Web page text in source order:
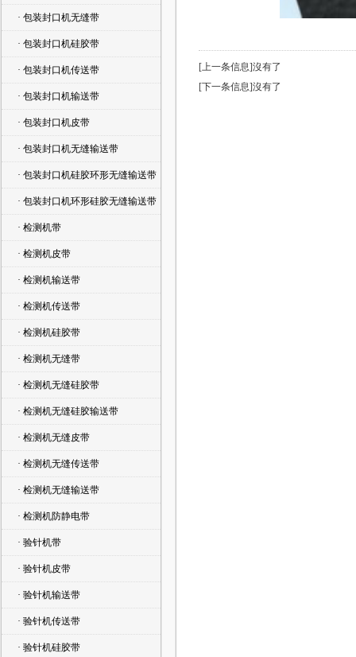
· 包装封口机无缝带
· 包装封口机硅胶带
· 包装封口机传送带
· 包装封口机输送带
· 包装封口机皮带
· 包装封口机无缝输送带
· 包装封口机硅胶环形无缝输送带
· 包装封口机环形硅胶无缝输送带
· 检测机带
· 检测机皮带
· 检测机输送带
· 检测机传送带
· 检测机硅胶带
· 检测机无缝带
· 检测机无缝硅胶带
· 检测机无缝硅胶输送带
· 检测机无缝皮带
· 检测机无缝传送带
· 检测机无缝输送带
· 检测机防静电带
· 验针机带
· 验针机皮带
· 验针机输送带
· 验针机传送带
· 验针机硅胶带
[上一条信息]沒有了
[下一条信息]沒有了